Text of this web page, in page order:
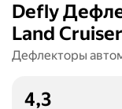
Defly
Land
Дефлекторы
4,3